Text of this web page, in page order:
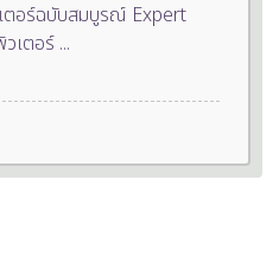
ตอร์ฉบับสมบูรณ์ Expert
เตอร์ ...